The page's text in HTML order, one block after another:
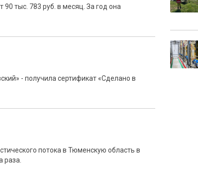
тыс. 783 руб. в месяц. За год она
- получила сертификат «Сделано в
потока в Тюменскую область в
раза.